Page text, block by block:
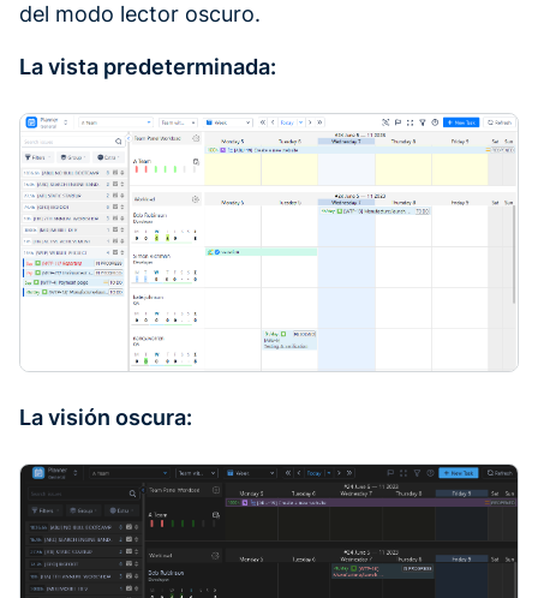
del modo lector oscuro.
La vista predeterminada:
La visión oscura: